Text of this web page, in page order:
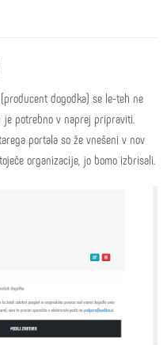
(producent dogodka) se le-teh ne
je potrebno v naprej pripraviti.
portala so že vnešeni v nov
organizacije, jo bomo izbrisali.